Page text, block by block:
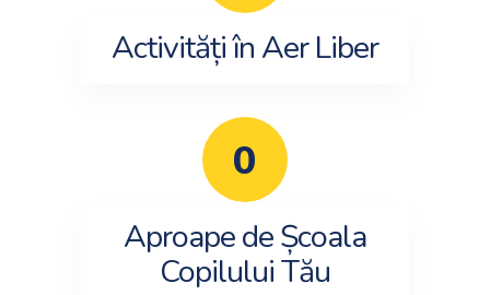
Activități în Aer Liber
0
Aproape de Școala
Copilului Tău